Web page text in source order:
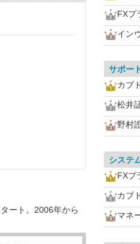
ート。2006年から
FXプ
イン
サポー
カブ
松井
野村
システ
FXプ
カブ
マネ